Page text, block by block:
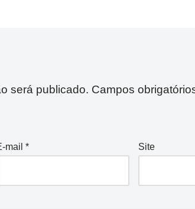
será publicado. Campos
mail * Site